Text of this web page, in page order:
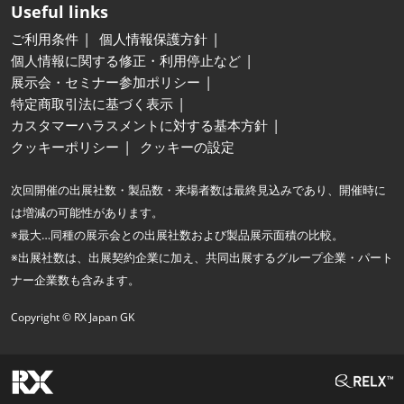
Useful links
ご利用条件
個人情報保護方針
個人情報に関する修正・利用停止など
展示会・セミナー参加ポリシー
特定商取引法に基づく表示
カスタマーハラスメントに対する基本方針
クッキーポリシー
クッキーの設定
次回開催の出展社数・製品数・来場者数は最終見込みであり、開催時に
は増減の可能性があります。
※最大…同種の展示会との出展社数および製品展示面積の比較。
※出展社数は、出展契約企業に加え、共同出展するグループ企業・パート
ナー企業数も含みます。
Copyright © RX Japan GK